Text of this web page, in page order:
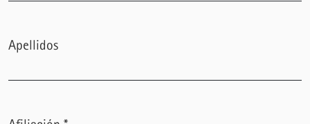
Apellidos